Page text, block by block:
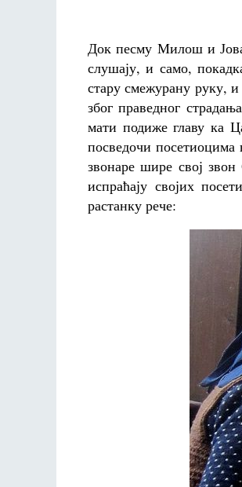
Док песму Милош и
слушају, и само,
стару смежурану руку,
због праведног
мати подиже главу ка
посведочи
звонаре шире свој
испраћају својих
растанку рече: